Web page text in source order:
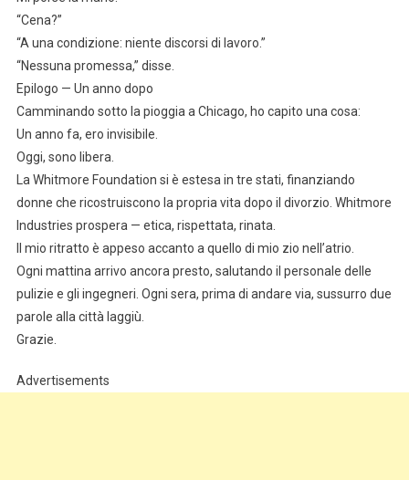
“Cena?”
“A una condizione: niente discorsi di lavoro.”
“Nessuna promessa,” disse.
Epilogo — Un anno dopo
Camminando sotto la pioggia a Chicago, ho capito una cosa:
Un anno fa, ero invisibile.
Oggi, sono libera.
La Whitmore Foundation si è estesa in tre stati, finanziando
donne che ricostruiscono la propria vita dopo il divorzio. Whitmore
Industries prospera — etica, rispettata, rinata.
Il mio ritratto è appeso accanto a quello di mio zio nell’atrio.
Ogni mattina arrivo ancora presto, salutando il personale delle
pulizie e gli ingegneri. Ogni sera, prima di andare via, sussurro due
parole alla città laggiù.
Grazie.
Advertisements